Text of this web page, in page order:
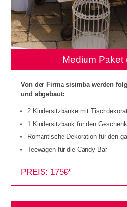
Medium Paket
Von der Firma sisimba werden
und abgebaut:
2 Kindersitzbänke mit
1 Kindersitzbank für den
Romantische Dekoration für den
Teewagen für die Candy Bar
PREIS: 175€*